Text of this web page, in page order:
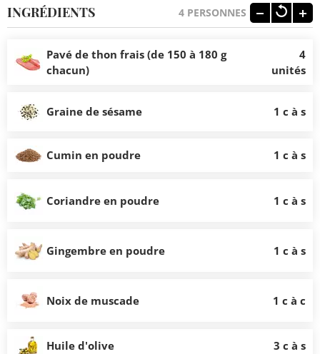
INGRÉDIENTS 4 PERSONNES
Pavé de thon frais (de 150 à 180 g
chacun)
4
unités
Graine de sésame 1 c à s
Cumin en poudre 1 c à s
Coriandre en poudre 1 c à s
Gingembre en poudre 1 c à s
Noix de muscade 1 c à c
Huile d'olive 3 c à s